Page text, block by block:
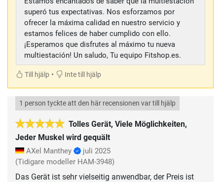
superó tus expectativas. Nos esforzamos por
ofrecer la máxima calidad en nuestro servicio y
estamos felices de haber cumplido con ello.
¡Esperamos que disfrutes al máximo tu nueva
multiestación! Un saludo, Tu equipo Fitshop.es.
Till hjälp • Inte till hjälp
Tolles Gerät, Viele Möglichkeiten,
Jeder Muskel wird gequält
1 person tyckte att den här recensionen var till hjälp
AXel Manthey
juli 2025
(Tidigare modeller HAM-3948)
Das Gerät ist sehr vielseitig anwendbar, der Preis ist